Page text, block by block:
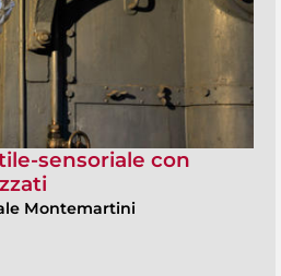
sensoriale con
Montemartini